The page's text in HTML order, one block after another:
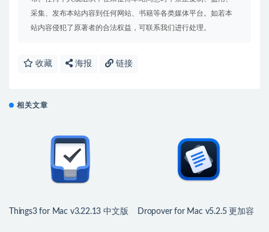
采集、发布本站内容到任何网站、书籍等各类媒体平台。如若本
站内容侵犯了原著者的合法权益，可联系我们进行处理。
收藏 海报 链接
相关文章
Things3 for Mac v3.22.13 中文版
Dropover for Mac v5.2.5 更加容